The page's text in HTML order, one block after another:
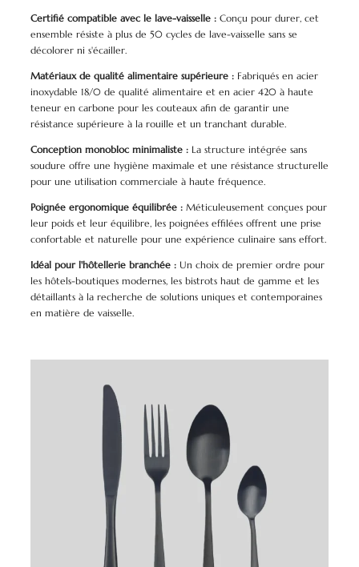
Certifié compatible avec le lave-vaisselle :Conçu pour durer, cet
ensemble résiste à plus de 50 cycles de lave-vaisselle sans se
décolorer ni s'écailler.
Matériaux de qualité alimentaire supérieure :Fabriqués en acier
inoxydable 18/0 de qualité alimentaire et en acier 420 à haute
teneur en carbone pour les couteaux afin de garantir une
résistance supérieure à la rouille et un tranchant durable.
Conception monobloc minimaliste :La structure intégrée sans
soudure offre une hygiène maximale et une résistance structurelle
pour une utilisation commerciale à haute fréquence.
Poignée ergonomique équilibrée :Méticuleusement conçues pour
leur poids et leur équilibre, les poignées effilées offrent une prise
confortable et naturelle pour une expérience culinaire sans effort.
Idéal pour l'hôtellerie branchée :Un choix de premier ordre pour
les hôtels-boutiques modernes, les bistrots haut de gamme et les
détaillants à la recherche de solutions uniques et contemporaines
en matière de vaisselle.